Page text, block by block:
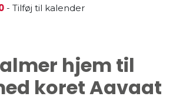
- Tilføj til kalender
hjem til
koret Aavaat